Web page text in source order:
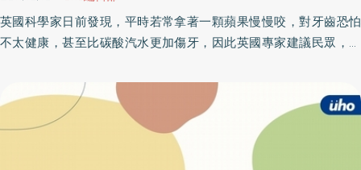
率有1人，在丹麥的追蹤文獻報告為每百萬人年發生率有13-14人，發
生率與季節變化或家庭因素無關。常被誤診為頸部淋巴腺腫大和單
純上呼吸道感染等疾病。在抗生素發明之前，雷米爾氏症候群的個
創引流手術，死亡率仍可達9-17％，若併發腦膜炎，即使適當的抗
生素治療，死亡率仍高達30％，約半數存活的病人仍有中樞神經功
能異常等後遺症。黃建文提醒，雖然一開始只是類似感冒症狀的小
病，但背後居然是足以危及生命的細菌感染，在此呼籲民眾若有類
英國科學家日前發現，平時若常拿著一顆蘋果慢慢咬，對牙齒恐怕
不太健康，甚至比碳酸汽水更加傷牙，因此英國專家建議民眾，可
恭醫院周家伶營養師表示，沒聽過這種說法，吃完東西漱口最有
效。雖然蘋果日前被美國檢驗出農藥含量過高，但它對人體的營養
價值卻是不可否認，無論是預防心臟病、幫助減肥等，都能幫上
忙。但英國研究卻發現，如果慢慢吃蘋果，蘋果中的高酸性物質會